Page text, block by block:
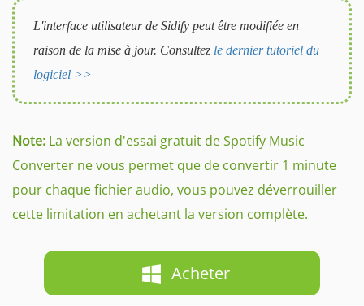
L'interface utilisateur de Sidify peut être modifiée en
raison de la mise à jour. Consultez le dernier tutoriel du
logiciel >>
Note: La version d'essai gratuit de Spotify Music
Converter ne vous permet que de convertir 1 minute
pour chaque fichier audio, vous pouvez déverrouiller
cette limitation en achetant la version complète.
Acheter